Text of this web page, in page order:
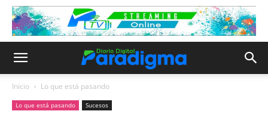
Inicio Lo que está pasando
Lo que está pasando Sucesos